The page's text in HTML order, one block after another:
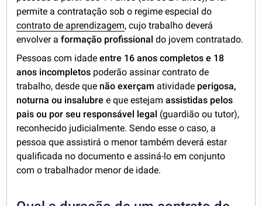
permite a contratação sob o regime especial do
contrato de aprendizagem, cujo trabalho deverá
envolver aformação profissional do jovem contratado.
Pessoas com idadeentre 16 anos completos e 18
anos incompletos poderão assinar contrato de
trabalho, desde que não exerçam atividade perigosa,
noturna ou insalubree que estejamassistidas pelos
pais ou por seu responsável legal (guardião ou tutor),
reconhecido judicialmente. Sendo esse o caso, a
pessoa que assistirá o menor também deverá estar
qualificada no documento e assiná-lo em conjunto
com o trabalhador menor de idade.